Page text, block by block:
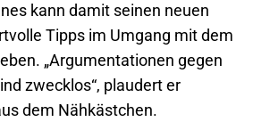
kann damit seinen neuen
Tipps im Umgang mit dem
„Argumentationen gegen
zwecklos“, plaudert er
dem Nähkästchen.